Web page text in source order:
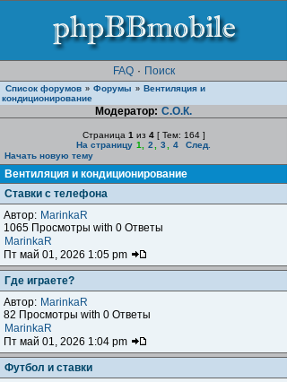
FAQ · Поиск
Список форумов » Форумы » Вентиляция и
кондиционирование
Модератор: С.О.К.
Страница 1 из 4[ Тем: 164 ]
На страницу 1 2 3 4
След.
Начать новую тему
Вентиляция и кондиционирование
Ставки с телефона
Автор: MarinkaR
1065 Просмотры with 0 Ответы
MarinkaR
Пт май 01, 2026 1:05 pm
Где играете?
Автор: MarinkaR
82 Просмотры with 0 Ответы
MarinkaR
Пт май 01, 2026 1:04 pm
Футбол и ставки